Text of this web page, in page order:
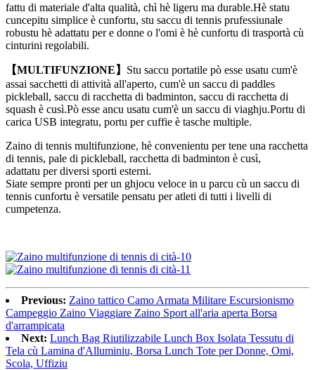
fattu di materiale d'alta qualità, chì hè ligeru ma durable.Hè statu
cuncepitu simplice è cunfortu, stu saccu di tennis prufessiunale
robustu hè adattatu per e donne o l'omi è hè cunfortu di trasportà cù
cinturini regolabili.
【MULTIFUNZIONE】 Stu saccu portatile pò esse usatu cum'è
assai sacchetti di attività all'aperto, cum'è un saccu di paddles
pickleball, saccu di racchetta di badminton, saccu di racchetta di
squash è cusì.Pò esse ancu usatu cum'è un saccu di viaghju.Portu di
carica USB integratu, portu per cuffie è tasche multiple.
Zaino di tennis multifunzione, hè convenientu per tene una racchetta
di tennis, pale di pickleball, racchetta di badminton è cusì,
adattatu per diversi sporti esterni.
Siate sempre pronti per un ghjocu veloce in u parcu cù un saccu di
tennis cunfortu è versatile pensatu per atleti di tutti i livelli di
cumpetenza.
Previous: Zaino tattico Camo Armata Militare Escursionismo
Campeggio Zaino Viaggiare Zaino Sport all'aria aperta Borsa
d'arrampicata
Next: Lunch Bag Riutilizzabile Lunch Box Isolata Tessutu di
Tela cù Lamina d'Alluminiu, Borsa Lunch Tote per Donne, Omi,
Scola, Uffiziu